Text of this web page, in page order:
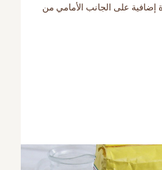
إضافية على الجانب الأمامي من